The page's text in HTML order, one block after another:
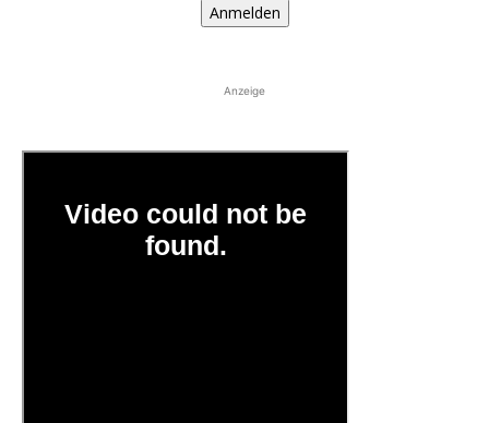
Anmelden
Anzeige